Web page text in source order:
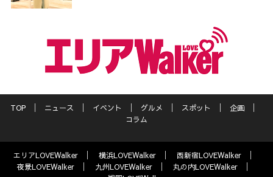
TOP ニュース イベント グルメ スポット
企画
コラム
エリアLOVEWalker 横浜LOVEWalker
西新宿LOVEWalker
夜景LOVEWalker
九州LOVEWalker
丸の内LOVEWalker